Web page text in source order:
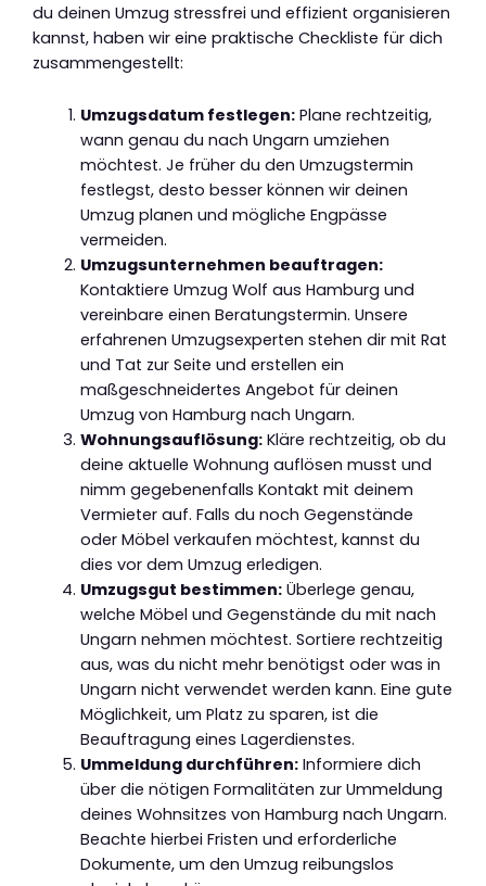
du deinen Umzug stressfrei und effizient organisieren
kannst, haben wir eine praktische Checkliste für dich
zusammengestellt:
Umzugsdatum festlegen:Plane rechtzeitig,
wann genau du nach Ungarn umziehen
möchtest. Je früher du den Umzugstermin
festlegst, desto besser können wir deinen
Umzug planen und mögliche Engpässe
vermeiden.
Umzugsunternehmen beauftragen:
Kontaktiere Umzug Wolf aus Hamburg und
vereinbare einen Beratungstermin. Unsere
erfahrenen Umzugsexperten stehen dir mit Rat
und Tat zur Seite und erstellen ein
maßgeschneidertes Angebot für deinen
Umzug von Hamburg nach Ungarn.
Wohnungsauflösung:Kläre rechtzeitig, ob du
deine aktuelle Wohnung auflösen musst und
nimm gegebenenfalls Kontakt mit deinem
Vermieter auf. Falls du noch Gegenstände
oder Möbel verkaufen möchtest, kannst du
dies vor dem Umzug erledigen.
Umzugsgut bestimmen:Überlege genau,
welche Möbel und Gegenstände du mit nach
Ungarn nehmen möchtest. Sortiere rechtzeitig
aus, was du nicht mehr benötigst oder was in
Ungarn nicht verwendet werden kann. Eine gute
Möglichkeit, um Platz zu sparen, ist die
Beauftragung eines Lagerdienstes.
Ummeldung durchführen:Informiere dich
über die nötigen Formalitäten zur Ummeldung
deines Wohnsitzes von Hamburg nach Ungarn.
Beachte hierbei Fristen und erforderliche
Dokumente, um den Umzug reibungslos